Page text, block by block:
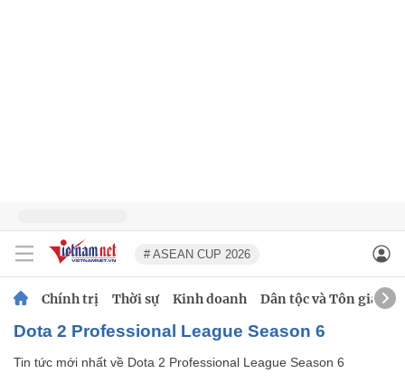
# ASEAN CUP 2026
Chính trị Thời sự Kinh doanh Dân tộc và Tôn giáo
Dota 2 Professional League Season 6
Tin tức mới nhất về Dota 2 Professional League Season 6